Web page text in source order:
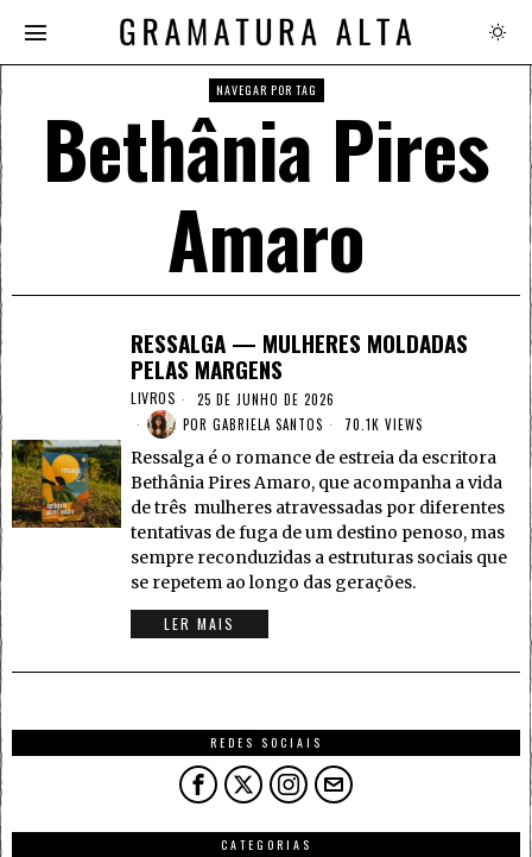
NAVEGAR POR TAG
Bethânia Pires
Amaro
RESSALGA — MULHERES MOLDADAS
PELAS MARGENS
LIVROS
25 DE JUNHO DE 2026
POR GABRIELA SANTOS 70.1K VIEWS
Ressalga é o romance de estreia da escritora
Bethânia Pires Amaro, que acompanha a vida
de três mulheres atravessadas por diferentes
tentativas de fuga de um destino penoso, mas
sempre reconduzidas a estruturas sociais que
se repetem ao longo das gerações.
LER MAIS
REDES SOCIAIS
CATEGORIAS